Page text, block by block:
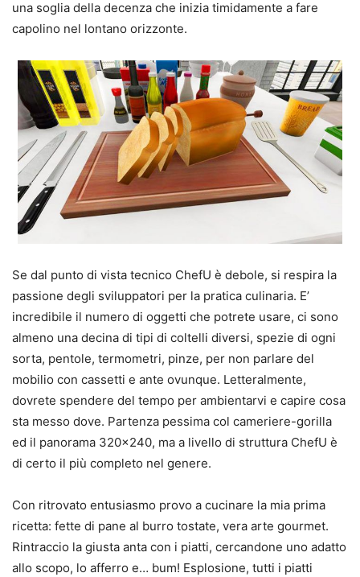
una soglia della decenza che inizia timidamente a fare
capolino nel lontano orizzonte.
Se dal punto di vista tecnico ChefU è debole, si respira la
passione degli sviluppatori per la pratica culinaria. E’
incredibile il numero di oggetti che potrete usare, ci sono
almeno una decina di tipi di coltelli diversi, spezie di ogni
sorta, pentole, termometri, pinze, per non parlare del
mobilio con cassetti e ante ovunque. Letteralmente,
dovrete spendere del tempo per ambientarvi e capire cosa
sta messo dove. Partenza pessima col cameriere-gorilla
ed il panorama 320×240, ma a livello di struttura ChefU è
di certo il più completo nel genere.
Con ritrovato entusiasmo provo a cucinare la mia prima
ricetta: fette di pane al burro tostate, vera arte gourmet.
Rintraccio la giusta anta con i piatti, cercandone uno adatto
allo scopo, lo afferro e… bum! Esplosione, tutti i piatti